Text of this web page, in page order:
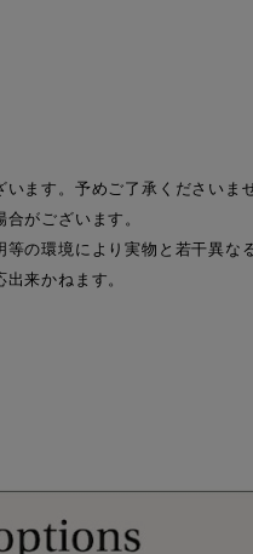
ます。予めご了承くださいませ
がございます。
の環境により実物と若干異な
来かねます。